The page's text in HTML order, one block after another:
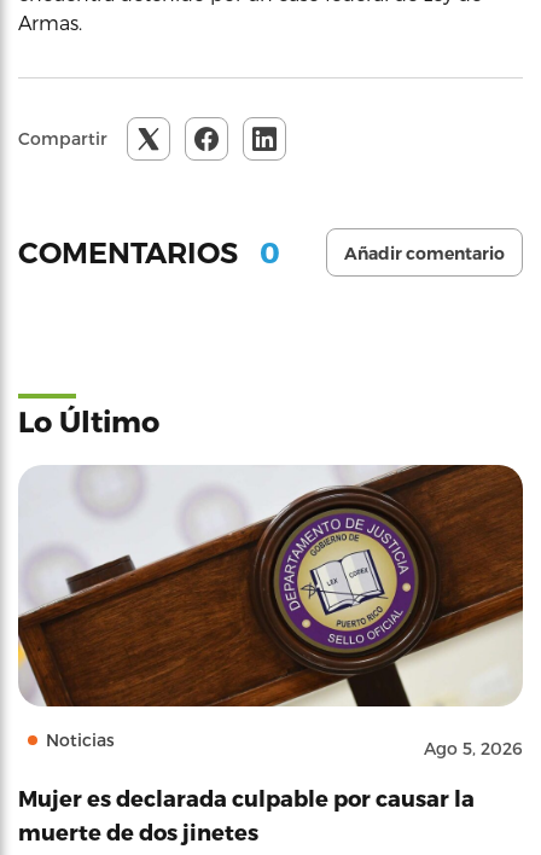
Armas.
Compartir
COMENTARIOS 0 Añadir comentario
Lo Último
Noticias Ago 5, 2026
Mujer es declarada culpable por causar la
muerte de dos jinetes